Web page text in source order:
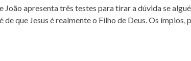
João apresenta três testes para tirar a dúvida se
de que Jesus é realmente o Filho de Deus. Os